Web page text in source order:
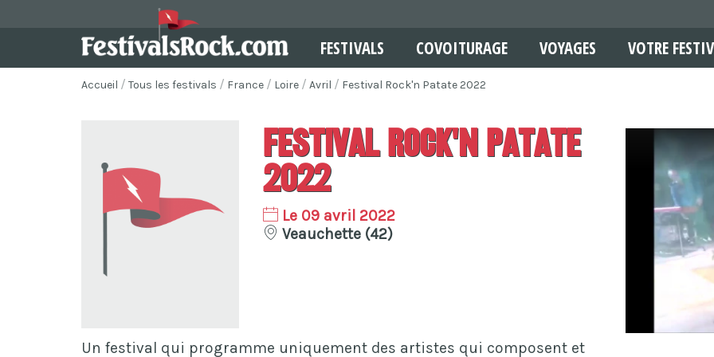
FESTIVALS COVOITURAGE VOYAGES VOTRE
Accueil Tous les festivals France Loire Avril Festival Rock'n Patate 2022
Festival Rock'n Patate
2022
Le 09 avril 2022
Veauchette (42)
Un festival qui programme uniquement des artistes qui composent et